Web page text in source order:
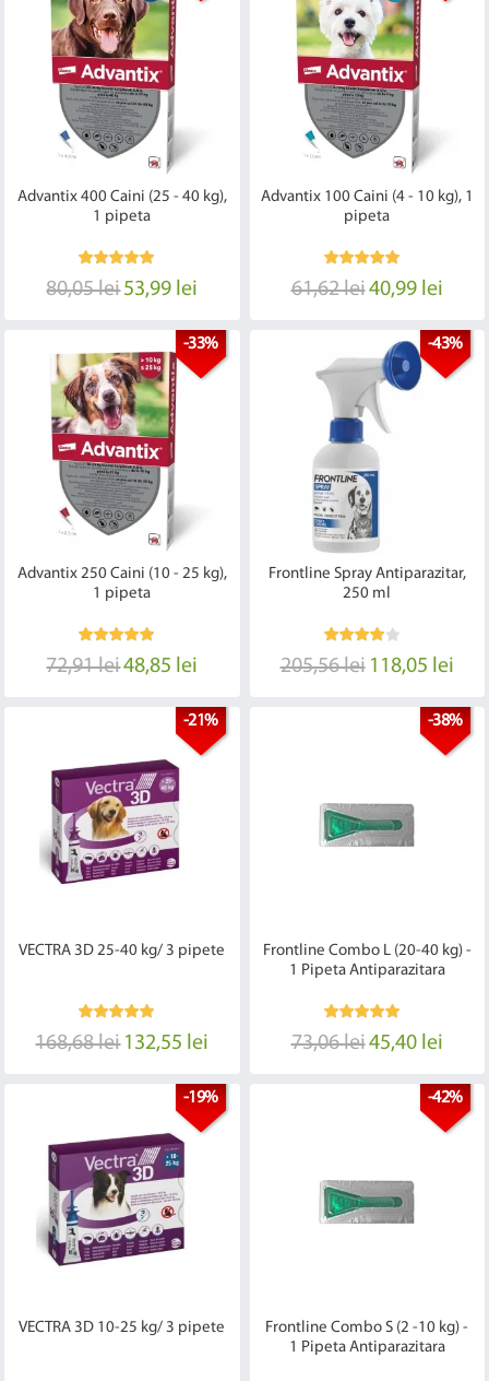
Advantix 400 Caini (25 - 40 kg),
1 pipeta
80,05 lei53,99 lei
Advantix 100 Caini (4 - 10 kg), 1
pipeta
61,62 lei40,99 lei
-33%
Advantix 250 Caini (10 - 25 kg),
1 pipeta
72,91 lei48,85 lei
-43%
Frontline Spray Antiparazitar,
250 ml
205,56 lei 118,05 lei
-21%
VECTRA 3D 25-40 kg/ 3 pipete
168,68 lei 132,55 lei
-38%
Frontline Combo L (20-40 kg) -
1 Pipeta Antiparazitara
73,06 lei45,40 lei
-19%
VECTRA 3D 10-25 kg/ 3 pipete
-42%
Frontline Combo S (2 -10 kg) -
1 Pipeta Antiparazitara